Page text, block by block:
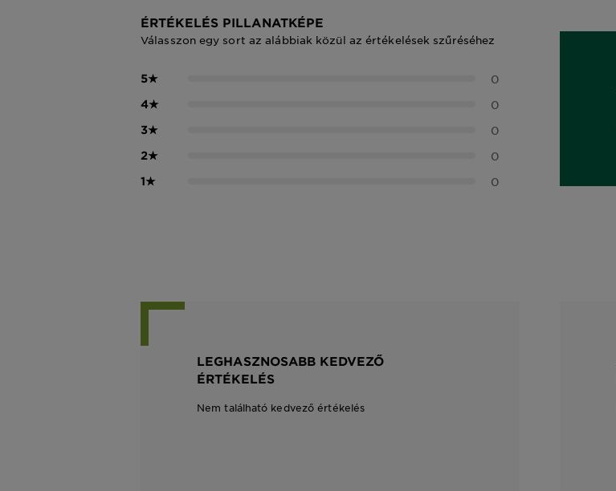
ÉRTÉKELÉS PILLANATKÉPE
Válasszon egy sort az alábbiak közül az értékelések szűréséhez
5★ 0
4★ 0
3★ 0
2★ 0
1★ 0
LEGHASZNOSABB KEDVEZŐ
ÉRTÉKELÉS
Nem található kedvező értékelés